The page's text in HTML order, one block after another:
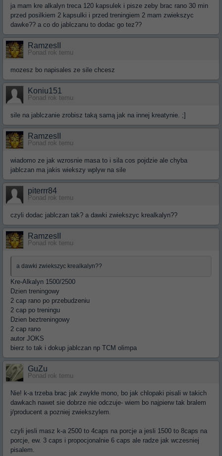
ja mam kre alkalyn treca 120 kapsulek i pisze zeby brac rano 30 min
przed posilkiem 2 kapsulki i przed treningiem 2 mam zwiekszyc
dawke?? a co do jablczanu to dodac go tez??
RamzesII
Ponad rok temu
mozesz bo napisales ze sile chcesz
Koniu151
Ponad rok temu
sile na jablczanie zrobisz taką samą jak na innej kreatynie. ;]
RamzesII
Ponad rok temu
wiadomo ze jak wzrosnie masa to i sila cos pojdzie ale chyba
jablczan ma jakis wiekszy wplyw na sile
piterrr84
Ponad rok temu
czyli dodac jablczan tak? a dawki zwiekszyc krealkalyn??
RamzesII
Ponad rok temu
a dawki zwiekszyc krealkalyn??
Kre-Alkalyn 1500/2500
Dzien treningowy
2 cap rano po przebudzeniu
2 cap po treningu
Dzien beztreningowy
2 cap rano
autor JOKS
bierz to tak i dokup jablczan np TCM olimpa
GuZu
Ponad rok temu
Nie! k-a trzeba brac jak zwykłe mono, bo jak chlopaki pisali w takich
dawkach nawet sie dobrze nie odczuje- wiem bo najpierw tak bralem
j/producent a pozniej zwiekszylem.
czyli jesli masz k-a 2500 to 4caps na porcje a jesli 1500 to 8caps na
porcje, ew. 3 caps i propocjonalnie 6 caps ale radze jak wczesniej
pisalem.